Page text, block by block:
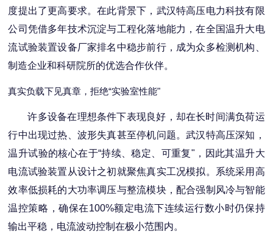
度提出了更高要求。在此背景下，武汉特高压电力科技有限
公司凭借多年技术沉淀与工程化落地能力，在全国温升大电
流试验装置设备厂家排名中稳步前行，成为众多检测机构、
制造企业和科研院所的优选合作伙伴。
真实负载下见真章，拒绝“实验室性能"
许多设备在理想条件下表现良好，却在长时间满负荷运
行中出现过热、波形失真甚至停机问题。武汉特高压深知，
温升试验的核心在于“持续、稳定、可重复"，因此其温升大
电流试验装置从设计之初就聚焦真实工况模拟。系统采用高
效率低损耗的大功率调压与整流模块，配合强制风冷与智能
温控策略，确保在100%额定电流下连续运行数小时仍保持
输出平稳，电流波动控制在极小范围内。